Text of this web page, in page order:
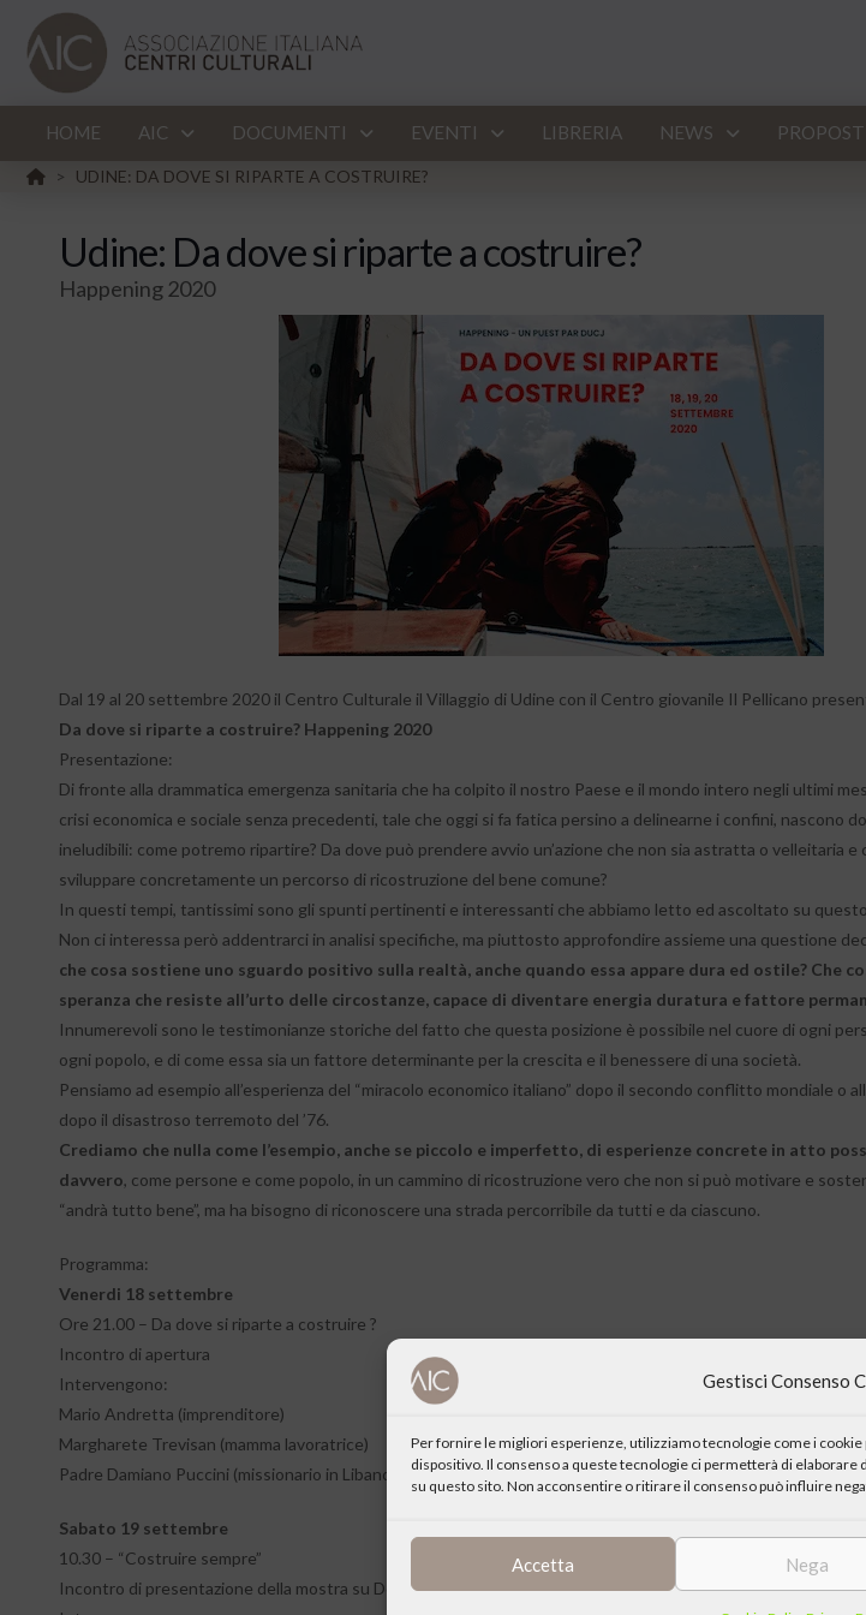
Gestisci Consenso
Per fornire le migliori esperienze, utilizziamo tecnologie come i
dispositivo. Il consenso a queste tecnologie ci permetterà di
su questo sito. Non acconsentire o ritirare il consenso può influire
Accetta Nega
HOME AIC DOCUMENTI EVENTI LIBRERIA NEWS
HOME
> UDINE: DA DOVE SI RIPARTE A COSTRUIRE?
Udine: Da dove si riparte a costruire?
Happening 2020
Dal 19 al 20 settembre 2020 il Centro Culturale il Villaggio di Udine con il Centro giovanile Il Pellicano
Da dove si riparte a costruire? Happening 2020
Presentazione:
Di fronte alla drammatica emergenza sanitaria che ha colpito il nostro Paese e il mondo intero negli ultimi
crisi economica e sociale senza precedenti, tale che oggi si fa fatica persino a delinearne i confini, nascono
ineludibili: come potremo ripartire? Da dove può prendere avvio un’azione che non sia astratta o velleitaria e
sviluppare concretamente un percorso di ricostruzione del bene comune?
In questi tempi, tantissimi sono gli spunti pertinenti e interessanti che abbiamo letto ed ascoltato su
Non ci interessa però addentrarci in analisi specifiche, ma piuttosto approfondire assieme una questione
che cosa sostiene uno sguardo positivo sulla realtà, anche quando essa appare dura ed ostile? Che
speranza che resiste all’urto delle circostanze, capace di diventare energia duratura e fattore
Innumerevoli sono le testimonianze storiche del fatto che questa posizione è possibile nel cuore di ogni
ogni popolo, e di come essa sia un fattore determinante per la crescita e il benessere di una società.
Pensiamo ad esempio all’esperienza del “miracolo economico italiano” dopo il secondo conflitto mondiale o
dopo il disastroso terremoto del ’76.
Crediamo che nulla come l’esempio, anche se piccolo e imperfetto, di esperienze concrete in atto
davvero, come persone e come popolo, in un cammino di ricostruzione vero che non si può motivare e
“andrà tutto bene”, ma ha bisogno di riconoscere una strada percorribile da tutti e da ciascuno.
Programma:
Venerdi 18 settembre
Ore 21.00 – Da dove si riparte a costruire ?
Incontro di apertura
Intervengono:
Mario Andretta (imprenditore)
Margharete Trevisan (mamma lavoratrice)
Padre Damiano Puccini (missionario in Libano)
Sabato 19 settembre
10.30 – “Costruire sempre”
Incontro di presentazione della mostra su Don Emilio De Roja